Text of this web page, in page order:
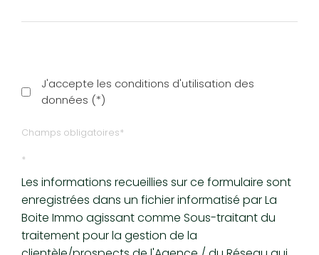
J'accepte les conditions d'utilisation des
données (*)
Champs obligatoires*
*
Les informations recueillies sur ce formulaire sont
enregistrées dans un fichier informatisé par La
Boite Immo agissant comme Sous-traitant du
traitement pour la gestion de la